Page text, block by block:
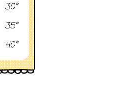
30°
35°
40°